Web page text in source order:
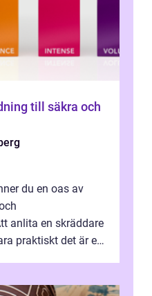
du en oas av
anlita en skräddare
praktiskt det är ett